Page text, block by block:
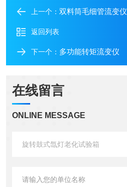
上一个： 双料筒毛细管流变仪
返回列表
下一个： 多功能转矩流变仪
在线留言
ONLINE MESSAGE